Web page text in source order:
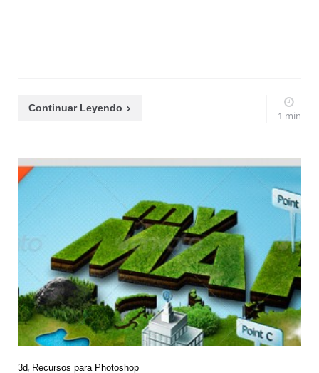
Continuar Leyendo
1 min
3d Recursos para Photoshop